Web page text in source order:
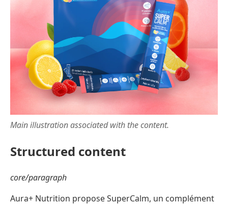
Main illustration associated with the content.
Structured content
core/paragraph
Aura+ Nutrition propose SuperCalm, un complément